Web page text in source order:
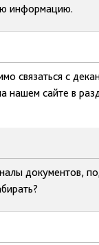
информацию.
связаться с
нашем сайте в
документов,